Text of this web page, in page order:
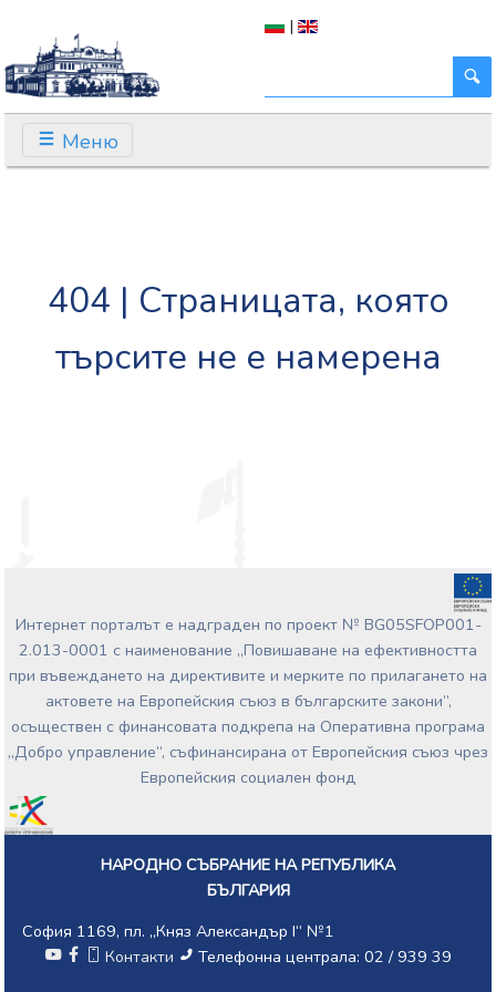
|
Меню
404 | Страницата, която
търсите не е намерена
Интернет порталът е надграден по проект № BG05SFOP001-
2.013-0001 с наименование „Повишаване на ефективността
при въвеждането на директивите и мерките по прилагането на
актовете на Европейския съюз в българските закони”,
осъществен с финансовата подкрепа на Оперативна програма
„Добро управление“, съфинансирана от Европейския съюз чрез
Европейския социален фонд
НАРОДНО СЪБРАНИЕ НА РЕПУБЛИКА
БЪЛГАРИЯ
София 1169, пл. „Княз Александър I“ №1
Контакти
Телефонна централа: 02 / 939 39